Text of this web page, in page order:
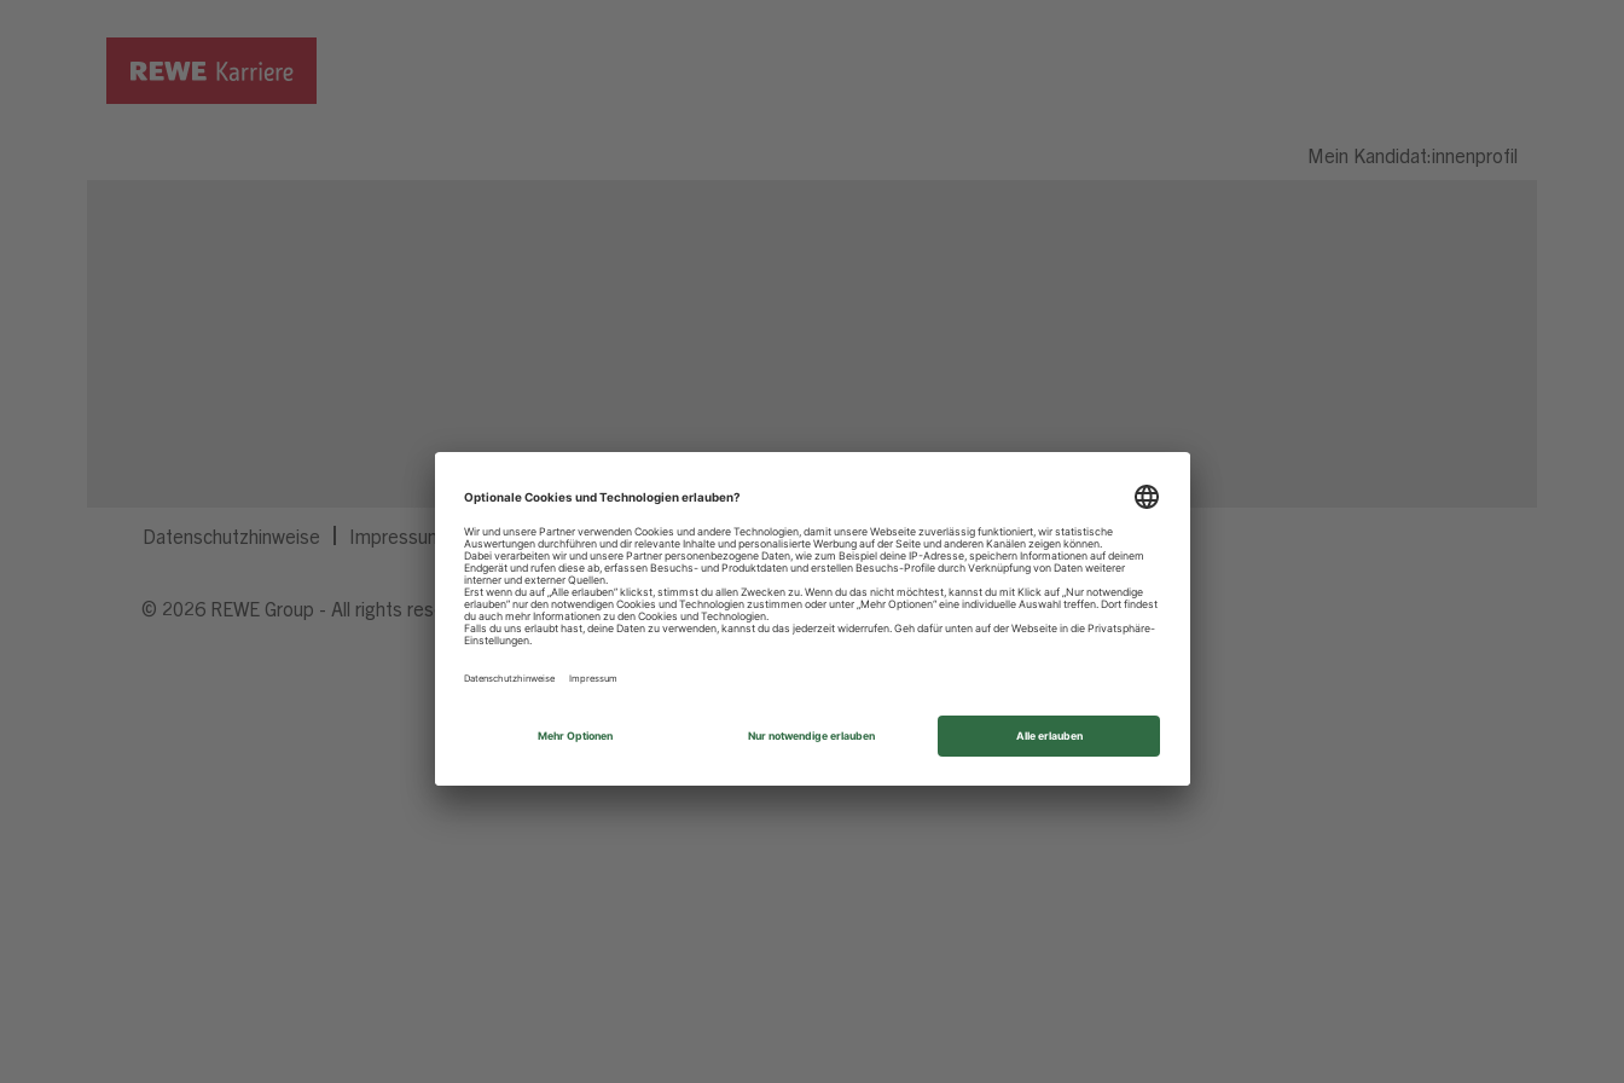
Mein Kandidat:innenprofil
Datenschutzhinweise Impressum Privatsphäre-Einstellungen
© 2026 REWE Group - All rights reserved